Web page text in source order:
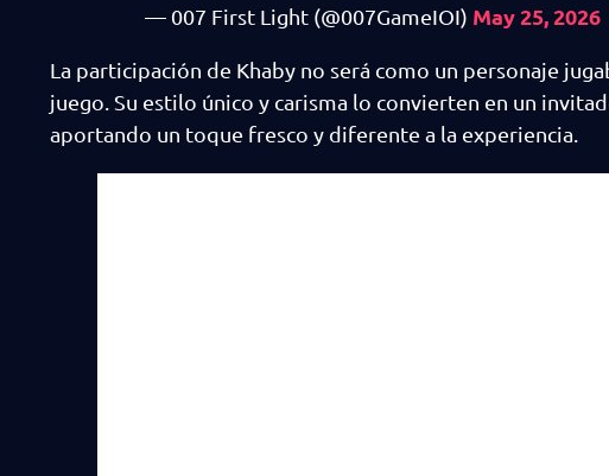
— 007 First Light (@007GameIOI) May 25, 2026
La participación de Khaby no será como un personaje
juego. Su estilo único y carisma lo convierten en un
aportando un toque fresco y diferente a la experiencia.